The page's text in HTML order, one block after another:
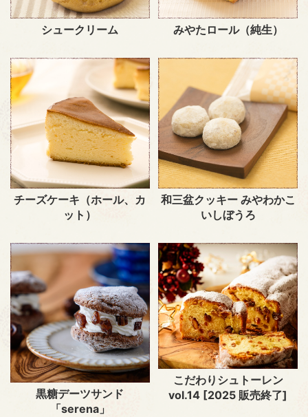
シュークリーム みやたロール（純生）
チーズケーキ（ホール、カ
ット）
和三盆クッキー みやわかこ
いしぼうろ
黒糖デーツサンド
「serena」
こだわりシュトーレン
vol.14 [2025 販売終了]